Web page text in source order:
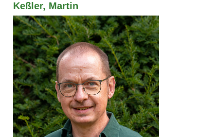
Keßler, Martin